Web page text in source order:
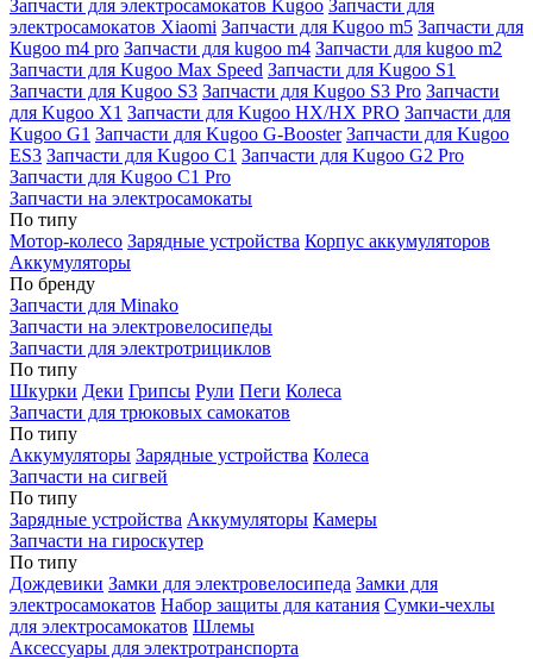
Запчасти для электросамокатов Kugoo Запчасти для
электросамокатов Xiaomi Запчасти для Kugoo m5 Запчасти для
Кugoo m4 pro Запчасти для kugoo m4 Запчасти для kugoo m2
Запчасти для Kugoo Max Speed Запчасти для Kugoo S1
Запчасти для Kugoo S3 Запчасти для Kugoo S3 Pro Запчасти
для Kugoo X1 Запчасти для Kugoo HX/HX PRO Запчасти для
Kugoo G1 Запчасти для Kugoo G-Booster Запчасти для Kugoo
ES3 Запчасти для Kugoo C1 Запчасти для Kugoo G2 Pro
Запчасти для Kugoo C1 Pro
Запчасти на электросамокаты
По типу
Мотор-колесо Зарядные устройства Корпус аккумуляторов
Аккумуляторы
По бренду
Запчасти для Minako
Запчасти на электровелосипеды
Запчасти для электротрициклов
По типу
Шкурки Деки Грипсы Рули Пеги Колеса
Запчасти для трюковых самокатов
По типу
Аккумуляторы Зарядные устройства Колеса
Запчасти на сигвей
По типу
Зарядные устройства Аккумуляторы Камеры
Запчасти на гироскутер
По типу
Дождевики Замки для электровелосипеда Замки для
электросамокатов Набор защиты для катания Сумки-чехлы
для электросамокатов Шлемы
Аксессуары для электротранспорта